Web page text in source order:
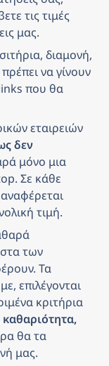
τις τιμές
μας.
διαμονή,
που θα
εταιρειών
δεν
μόνο μια
Σε κάθε
τιμή.
των
Τα
επιλέγονται
κριτήρια
θα τα
μας.